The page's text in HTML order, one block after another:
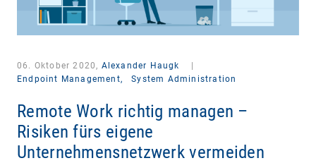
06. Oktober 2020, Alexander Haugk
Endpoint Management,
System Administration
Remote Work richtig managen –
Risiken fürs eigene
Unternehmensnetzwerk vermeiden